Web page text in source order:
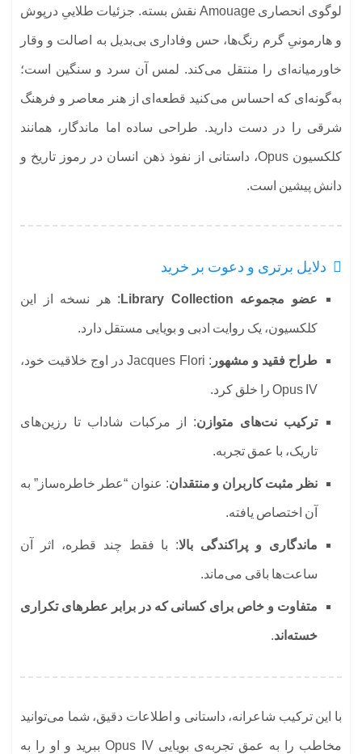
لوگوی انحصاری Amouage نقش بسته. جزئیات طلاییِ درپوش
و هارمونیِ گرم رنگ‌ها، حس وفاداری بی‌بدیل به اصالت و وقار
خاورمیانه‌ای را منتقل می‌کند. لمس آن سرد و سنگین است؛
به‌گونه‌ای که احساس می‌کنید قطعه‌ای از هنر معاصر و فرهنگ
شرقی را در دست دارید. طراحی ساده اما ماندگار، همانند
کلکسیون Opus، داستانی از نفوذ ذهن انسان در رموز تاریخ و
دانش پیشین است.
دلایل برتری و دعوت بر خرید
عضو مجموعه Library Collection : هر نسخه از این
کلکسیون، یک روایت ادبی و بویایی مستقل دارد.
طراح فقید و مشهور : Jacques Flori در اوج خلاقیت خود،
Opus IV را خلق کرد.
ترکیب نت‌های متوازن: از مرکبات شاداب تا رزین‌های
تاریک، با عمق تجربه.
نظر مثبت کاربران و منتقدان: عنوان “عطر خاطره‌ساز” به
آن اختصاص یافته.
ماندگاری و پراکندگی بالا: با فقط چند قطره، اثر آن
ساعت‌ها باقی می‌ماند.
متفاوت و خاص برای کسانی که در برابر عطرهای تکراری
خسته‌اند.
با این ترکیب شاعرانه، داستانی و اطلاعات دقیق، شما می‌توانید
مخاطب را به عمق تجربه‌ی بویایی Opus IV ببرید و او را به